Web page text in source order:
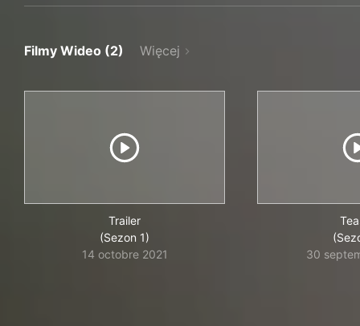
Filmy Wideo (2) Więcej
Trailer
(Sezon 1)
14 octobre 2021
30